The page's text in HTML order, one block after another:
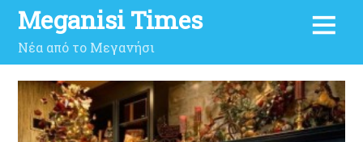
Meganisi Times
Νέα από το Μεγανήσι